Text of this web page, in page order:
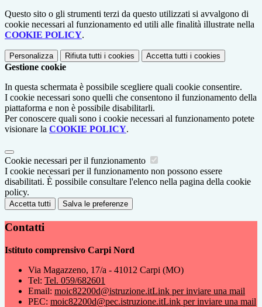
Questo sito o gli strumenti terzi da questo utilizzati si avvalgono di
cookie necessari al funzionamento ed utili alle finalità illustrate nella
COOKIE POLICY.
Personalizza Rifiuta tutti i cookies Accetta tutti i cookies
Gestione cookie
In questa schermata è possibile scegliere quali cookie consentire.
I cookie necessari sono quelli che consentono il funzionamento della
piattaforma e non è possibile disabilitarli.
Per conoscere quali sono i cookie necessari al funzionamento potete
visionare la COOKIE POLICY.
Cookie necessari per il funzionamento
I cookie necessari per il funzionamento non possono essere
disabilitati. È possibile consultare l'elenco nella pagina della cookie
policy.
Accetta tutti Salva le preferenze
Contatti
Istituto comprensivo Carpi Nord
Via Magazzeno, 17/a - 41012 Carpi (MO)
Tel: Tel. 059/682601
Email: moic82200d@istruzione.itLink per inviare una mail
PEC: moic82200d@pec.istruzione.itLink per inviare una mail